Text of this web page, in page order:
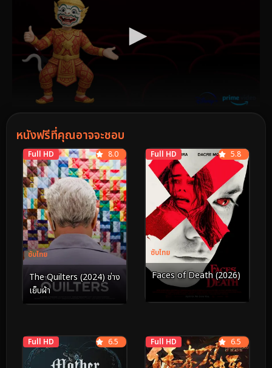
หนังฟรีที่คุณอาจจะชอบ
Full HD
ซับไทย
8.0
The Quilters (2024) ช่าง
เย็บผ้า
Full HD
ซับไทย
5.8
Faces of Death (2026)
Full HD 6.5 Full HD 6.5